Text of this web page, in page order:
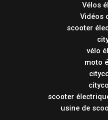
Vélos
Vidéos
scooter
vélo
moto
scooter
usine de